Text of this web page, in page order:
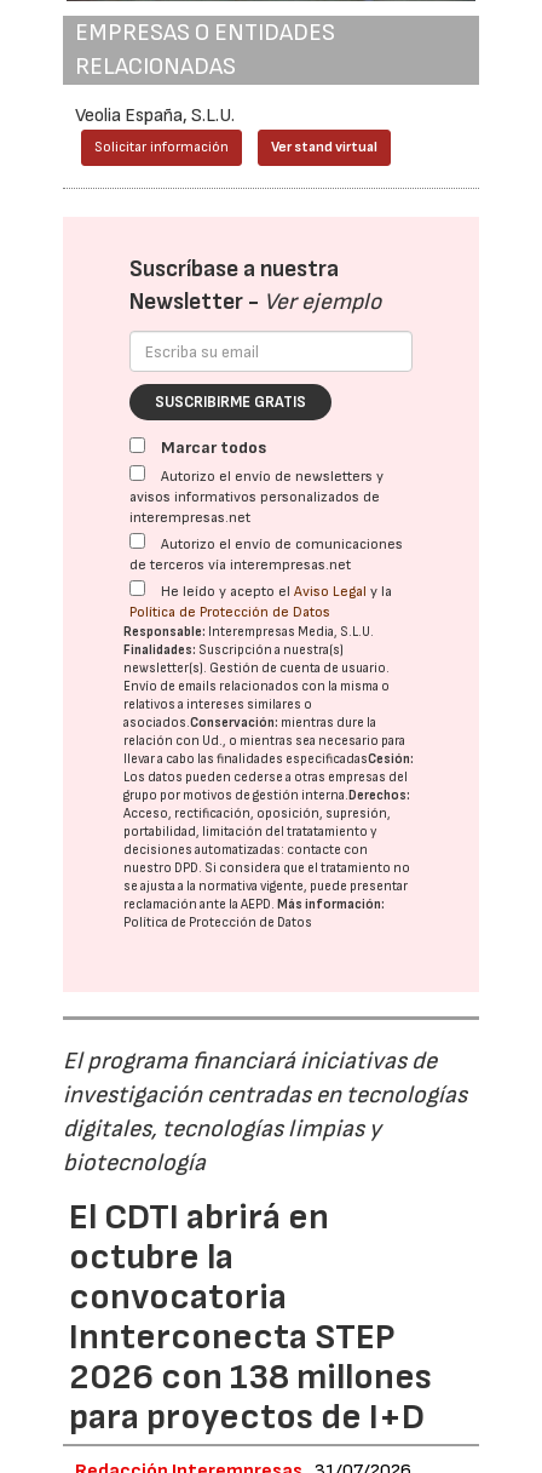
EMPRESAS O ENTIDADES
RELACIONADAS
Veolia España, S.L.U.
Solicitar información Ver stand virtual
Suscríbase a nuestra
Newsletter - Ver ejemplo
SUSCRIBIRME GRATIS
Marcar todos
Autorizo el envío de newsletters y
avisos informativos personalizados de
interempresas.net
Autorizo el envío de comunicaciones
de terceros vía interempresas.net
He leído y acepto elAviso Legal y la
Política de Protección de Datos
Responsable: Interempresas Media, S.L.U.
Finalidades: Suscripción a nuestra(s)
newsletter(s). Gestión de cuenta de usuario.
Envío de emails relacionados con la misma o
relativos a intereses similares o
asociados.Conservación: mientras dure la
relación con Ud., o mientras sea necesario para
llevar a cabo las finalidades especificadasCesión:
Los datos pueden cederse a otras empresas del
grupo por motivos de gestión interna. Derechos:
Acceso, rectificación, oposición, supresión,
portabilidad, limitación del tratatamiento y
decisiones automatizadas: contacte con
nuestro DPD. Si considera que el tratamiento no
se ajusta a la normativa vigente, puede presentar
reclamación ante laAEPD. Más información:
Política de Protección de Datos
El programa financiará iniciativas de
investigación centradas en tecnologías
digitales, tecnologías limpias y
biotecnología
El CDTI abrirá en
octubre la
convocatoria
Innterconecta STEP
2026 con 138 millones
para proyectos de I+D